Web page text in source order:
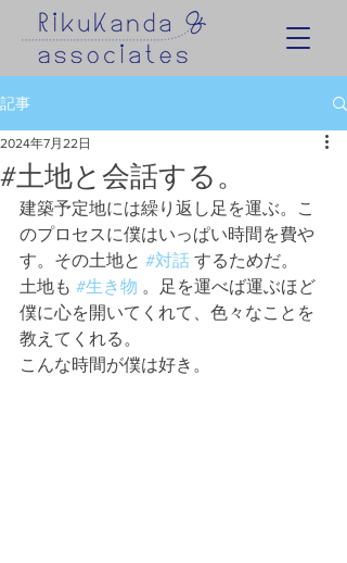
記事
#土地と会話する。
2024年7月22日
建築予定地には繰り返し足を運ぶ。こ
のプロセスに僕はいっぱい時間を費や
す。その土地と #対話 するためだ。
土地も #生き物 。足を運べば運ぶほど
僕に心を開いてくれて、色々なことを
教えてくれる。
こんな時間が僕は好き。